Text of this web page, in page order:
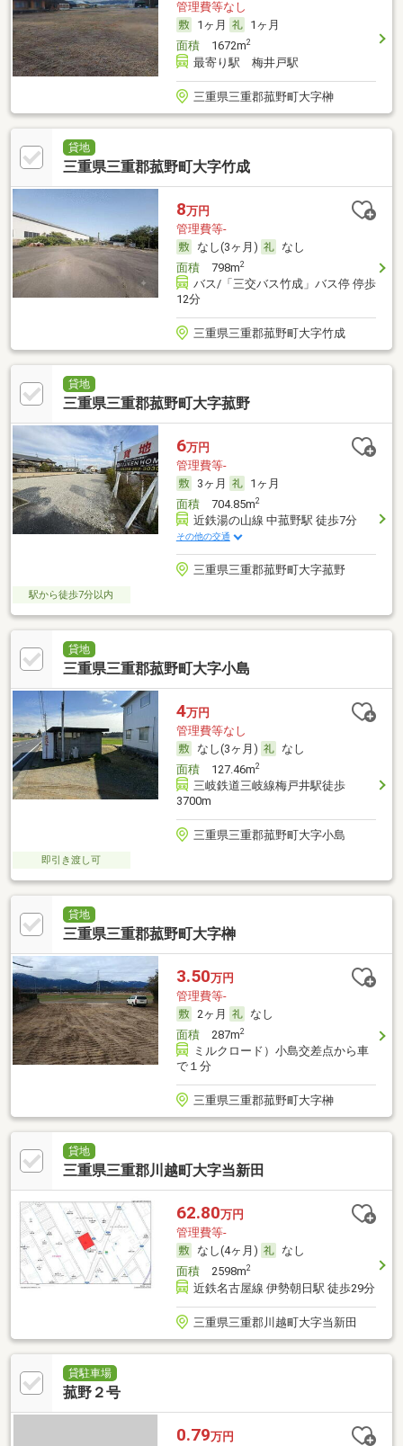
管理費等なし
1ヶ月
1ヶ月
面積1672m2
最寄り駅 梅井戸駅
三重県三重郡菰野町大字榊
貸地
三重県三重郡菰野町大字竹成
8万円
管理費等-
なし(3ヶ月)
なし
面積798m2
バス/「三交バス竹成」バス停 停歩
12分
三重県三重郡菰野町大字竹成
貸地
三重県三重郡菰野町大字菰野
6万円
管理費等-
3ヶ月
1ヶ月
面積704.85m2
近鉄湯の山線 中菰野駅 徒歩7分
その他の交通
三重県三重郡菰野町大字菰野
駅から徒歩7分以内
貸地
三重県三重郡菰野町大字小島
4万円
管理費等なし
なし(3ヶ月)
なし
面積127.46m2
三岐鉄道三岐線梅戸井駅徒歩
3700m
三重県三重郡菰野町大字小島
即引き渡し可
貸地
三重県三重郡菰野町大字榊
3.50万円
管理費等-
2ヶ月
なし
面積287m2
ミルクロード）小島交差点から車
で１分
三重県三重郡菰野町大字榊
貸地
三重県三重郡川越町大字当新田
62.80万円
管理費等-
なし(4ヶ月)
なし
面積2598m2
近鉄名古屋線 伊勢朝日駅 徒歩29分
三重県三重郡川越町大字当新田
貸駐車場
菰野２号
0.79万円